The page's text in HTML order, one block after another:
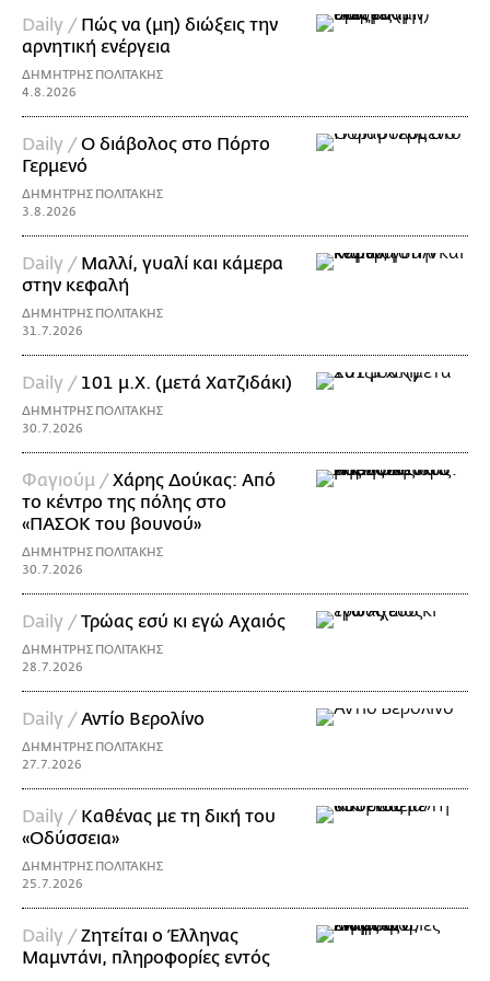
Daily / Πώς να (μη) διώξεις την
αρνητική ενέργεια
ΔΗΜΗΤΡΗΣ ΠΟΛΙΤΑΚΗΣ
4.8.2026
Daily /Ο διάβολος στο Πόρτο
Γερμενό
ΔΗΜΗΤΡΗΣ ΠΟΛΙΤΑΚΗΣ
3.8.2026
Daily / Μαλλί, γυαλί και κάμερα
στην κεφαλή
ΔΗΜΗΤΡΗΣ ΠΟΛΙΤΑΚΗΣ
31.7.2026
Daily / 101 μ.Χ. (μετά Χατζιδάκι)
ΔΗΜΗΤΡΗΣ ΠΟΛΙΤΑΚΗΣ
30.7.2026
Φαγιούμ /Χάρης Δούκας: Από
το κέντρο της πόλης στο
«ΠΑΣΟΚ του βουνού»
ΔΗΜΗΤΡΗΣ ΠΟΛΙΤΑΚΗΣ
30.7.2026
Daily /Τρώας εσύ κι εγώ Αχαιός
ΔΗΜΗΤΡΗΣ ΠΟΛΙΤΑΚΗΣ
28.7.2026
Daily /Αντίο Βερολίνο
ΔΗΜΗΤΡΗΣ ΠΟΛΙΤΑΚΗΣ
27.7.2026
Daily / Καθένας με τη δική του
«Οδύσσεια»
ΔΗΜΗΤΡΗΣ ΠΟΛΙΤΑΚΗΣ
25.7.2026
Daily /Ζητείται ο Έλληνας
Μαμντάνι, πληροφορίες εντός